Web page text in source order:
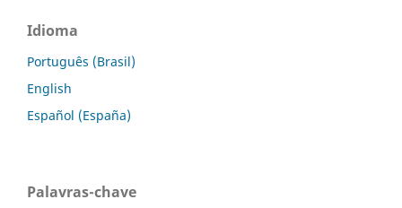
Idioma
Português (Brasil)
English
Español (España)
Palavras-chave